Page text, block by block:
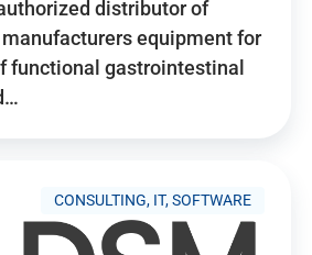
distributor of
manufacturers equipment for
functional gastrointestinal
CONSULTING, IT, SOFTWARE